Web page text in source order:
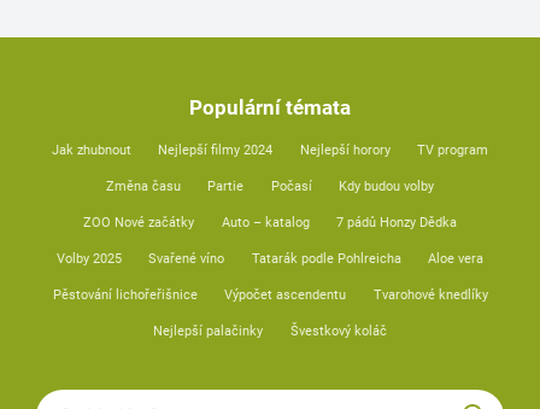
Populární témata
Jak zhubnout Nejlepší filmy 2024 Nejlepší horory TV program
Změna času Partie Počasí Kdy budou volby
ZOO Nové začátky Auto – katalog 7 pádů Honzy Dědka
Volby 2025 Svařené víno Tatarák podle Pohlreicha Aloe vera
Pěstování lichořeřišnice Výpočet ascendentu Tvarohové knedlíky
Nejlepší palačinky Švestkový koláč